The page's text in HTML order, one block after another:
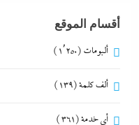
أقسام الموقع
ألبومات (1٬250)
ألف كلمة(139)
أي خدمة(361)